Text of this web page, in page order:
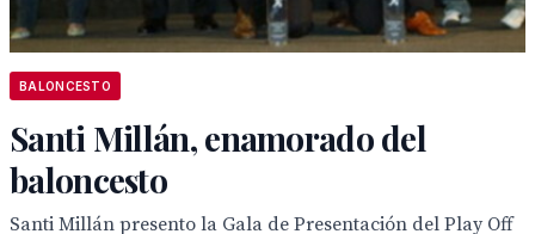
BALONCESTO
Santi Millán, enamorado del
baloncesto
Santi Millán presento la Gala de Presentación del Play Off